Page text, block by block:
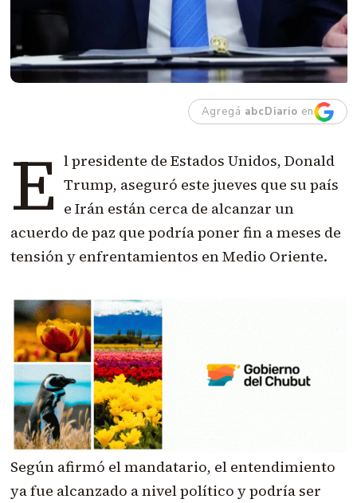
Agregá abcDiario en
E l presidente de Estados Unidos, Donald
Trump, aseguró este jueves que su país
e Irán están cerca de alcanzar un
acuerdo de paz que podría poner fin a meses de
tensión y enfrentamientos en Medio Oriente.
Según afirmó el mandatario, el entendimiento
ya fue alcanzado a nivel político y podría ser